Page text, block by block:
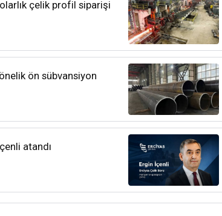
çelik profil siparişi
ön sübvansiyon
atandı